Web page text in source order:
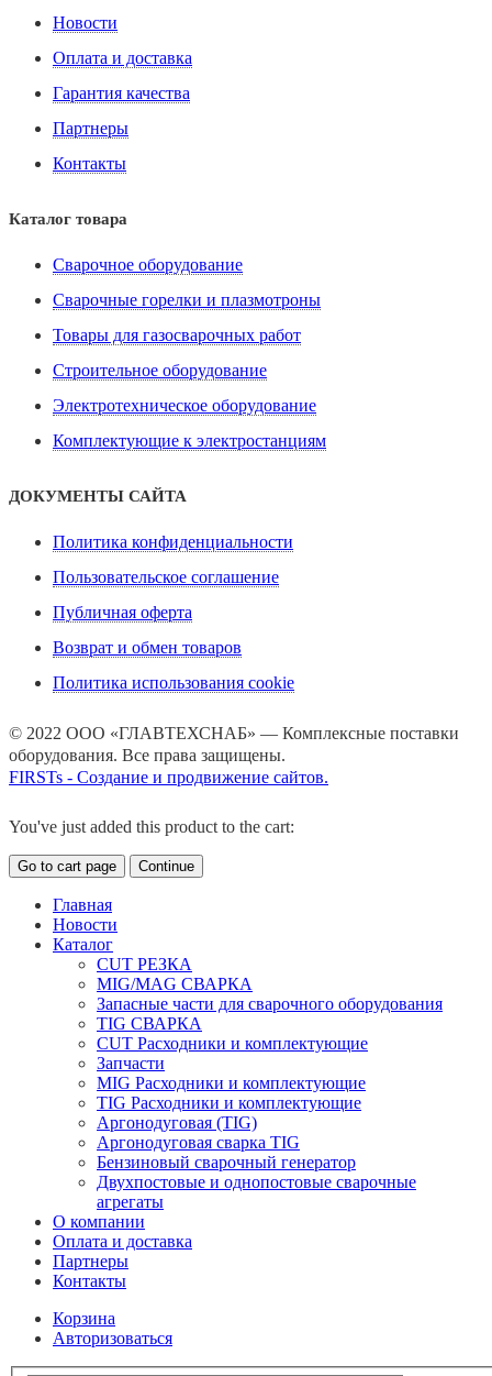
Новости
Оплата и доставка
Гарантия качества
Партнеры
Контакты
Каталог товара
Сварочное оборудование
Сварочные горелки и плазмотроны
Товары для газосварочных работ
Строительное оборудование
Электротехническое оборудование
Комплектующие к электростанциям
ДОКУМЕНТЫ САЙТА
Политика конфиденциальности
Пользовательское соглашение
Публичная оферта
Возврат и обмен товаров
Политика использования cookie
© 2022 ООО «ГЛАВТЕХСНАБ» — Комплексные поставки
оборудования. Все права защищены.
FIRSTs - Создание и продвижение сайтов.
You've just added this product to the cart:
Go to cart page Continue
Главная
Новости
Каталог
CUT РЕЗКА
MIG/MAG СВАРКА
Запасные части для сварочного оборудования
TIG СВАРКА
CUT Расходники и комплектующие
Запчасти
MIG Расходники и комплектующие
TIG Расходники и комплектующие
Аргонодуговая (TIG)
Аргонодуговая сварка TIG
Бензиновый сварочный генератор
Двухпостовые и однопостовые сварочные
агрегаты
О компании
Оплата и доставка
Партнеры
Контакты
Корзина
Авторизоваться